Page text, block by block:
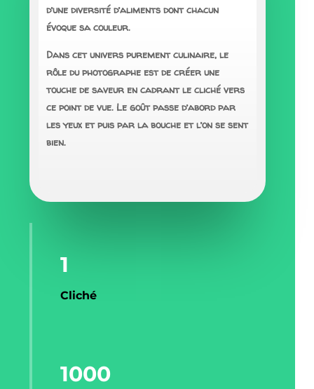
d’une diversité d’aliments dont chacun
évoque sa couleur.
Dans cet univers purement culinaire, le
rôle du photographe est de créer une
touche de saveur en cadrant le cliché vers
ce point de vue. Le goût passe d’abord par
les yeux et puis par la bouche et l’on se sent
bien.
1
Cliché
1000